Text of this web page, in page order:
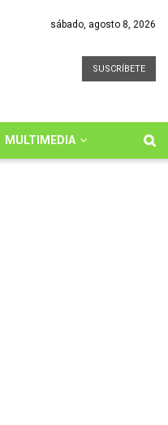
sábado, agosto 8, 2026
SUSCRÍBETE
MULTIMEDIA